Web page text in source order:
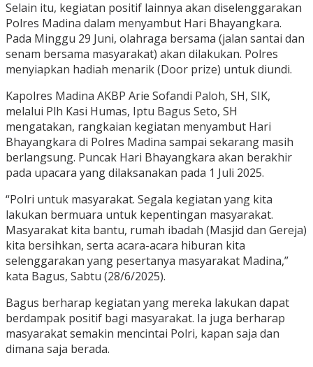
Selain itu, kegiatan positif lainnya akan diselenggarakan
Polres Madina dalam menyambut Hari Bhayangkara.
Pada Minggu 29 Juni, olahraga bersama (jalan santai dan
senam bersama masyarakat) akan dilakukan. Polres
menyiapkan hadiah menarik (Door prize) untuk diundi.
Kapolres Madina AKBP Arie Sofandi Paloh, SH, SIK,
melalui Plh Kasi Humas, Iptu Bagus Seto, SH
mengatakan, rangkaian kegiatan menyambut Hari
Bhayangkara di Polres Madina sampai sekarang masih
berlangsung. Puncak Hari Bhayangkara akan berakhir
pada upacara yang dilaksanakan pada 1 Juli 2025.
“Polri untuk masyarakat. Segala kegiatan yang kita
lakukan bermuara untuk kepentingan masyarakat.
Masyarakat kita bantu, rumah ibadah (Masjid dan Gereja)
kita bersihkan, serta acara-acara hiburan kita
selenggarakan yang pesertanya masyarakat Madina,”
kata Bagus, Sabtu (28/6/2025).
Bagus berharap kegiatan yang mereka lakukan dapat
berdampak positif bagi masyarakat. Ia juga berharap
masyarakat semakin mencintai Polri, kapan saja dan
dimana saja berada.